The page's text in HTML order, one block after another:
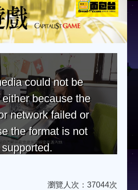
could not be
because the
network failed or
the format is not
supported.
瀏覽人次：37044次